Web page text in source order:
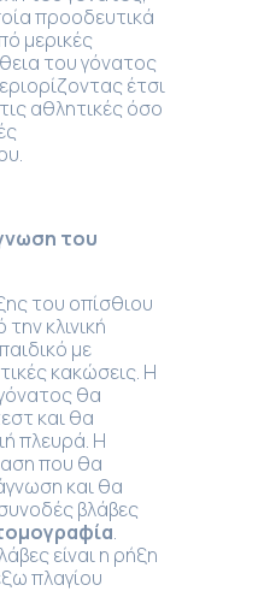
προοδευτικά
μερικές
του γόνατος
έτσι
αθλητικές όσο
του
του οπίσθιου
κλινική
με
κακώσεις. Η
θα
και θα
πλευρά. Η
που θα
και θα
βλάβες
.
είναι η ρήξη
πλαγίου